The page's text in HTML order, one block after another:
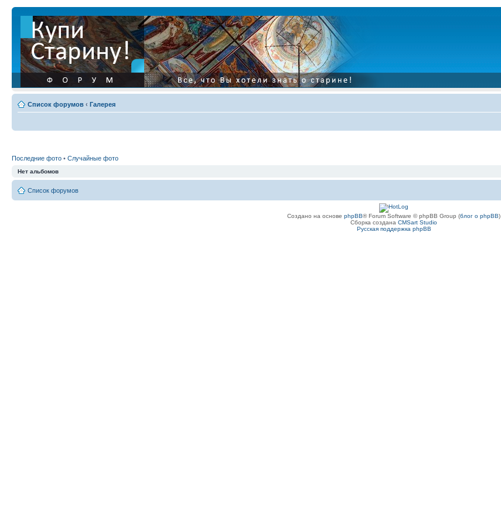
Список форумов ‹ Галерея
Последние фото • Случайные фото
Нет альбомов
Список форумов
Создано на основе phpBB® Forum Software © phpBB Group (блог о phpBB)
Сборка создана CMSart Studio
Русская поддержка phpBB